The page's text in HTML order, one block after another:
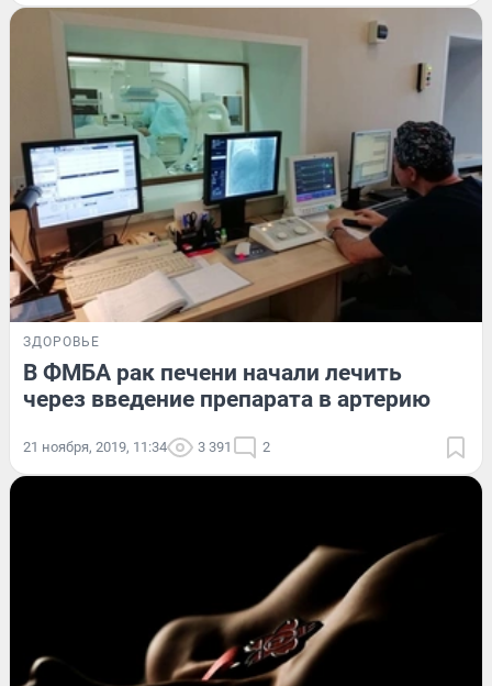
ЗДОРОВЬЕ
В ФМБА рак печени начали лечить
через введение препарата в артерию
21 ноября, 2019, 11:34 3 391 2